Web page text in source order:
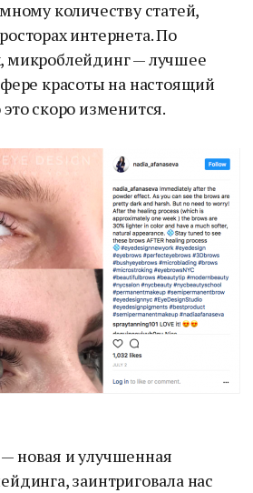
количеству статей,
интернета. По
— лучшее
красоты на настоящий
скоро изменится.
новая и улучшенная
заинтриговала нас